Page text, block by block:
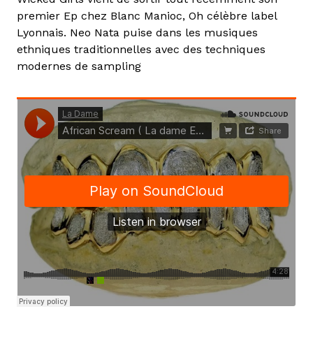
premier Ep chez Blanc Manioc, Oh célèbre label
Lyonnais. Neo Nata puise dans les musiques
ethniques traditionnelles avec des techniques
modernes de sampling